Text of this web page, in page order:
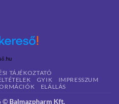
TÁJÉKOZTATÓ
GYIK
IMPRESSZUM
ELÁLLÁS
© Balmazpharm Kft.